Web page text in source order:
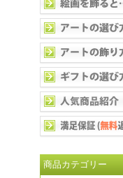
商品カテゴリー